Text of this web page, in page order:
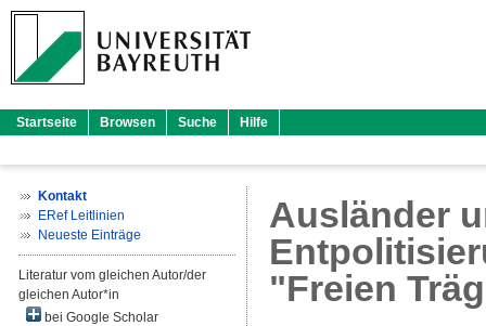
Startseite Browsen Suche Hilfe
Kontakt
ERef Leitlinien
Neueste Einträge
Literatur vom gleichen Autor/der
gleichen Autor*in
bei Google Scholar
Ausländer
"Freien